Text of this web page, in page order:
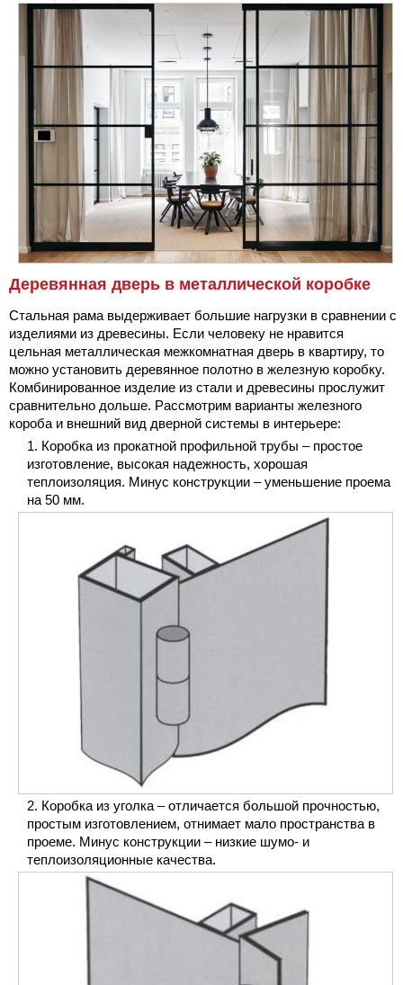
Деревянная дверь в металлической коробке
Стальная рама выдерживает большие нагрузки в сравнении с
изделиями из древесины. Если человеку не нравится
цельная металлическая межкомнатная дверь в квартиру, то
можно установить деревянное полотно в железную коробку.
Комбинированное изделие из стали и древесины прослужит
сравнительно дольше. Рассмотрим варианты железного
короба и внешний вид дверной системы в интерьере:
Коробка из прокатной профильной трубы – простое
изготовление, высокая надежность, хорошая
теплоизоляция. Минус конструкции – уменьшение проема
на 50 мм.
Коробка из уголка – отличается большой прочностью,
простым изготовлением, отнимает мало пространства в
проеме. Минус конструкции – низкие шумо- и
теплоизоляционные качества.